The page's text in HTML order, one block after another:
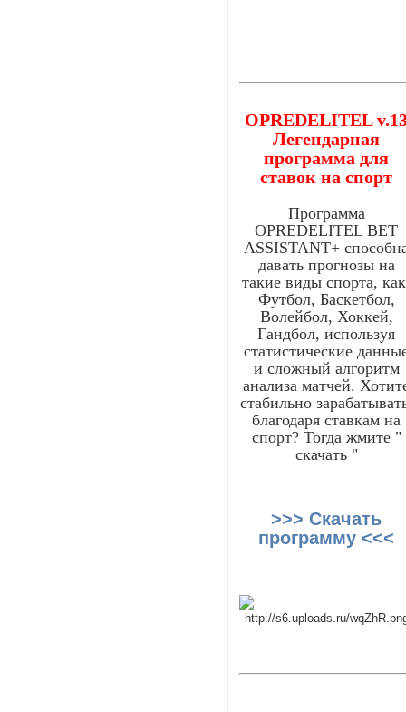
OPREDELITEL
Легендарная
программа для
ставок на спорт
Программа
OPREDELITEL BET
ASSISTANT+
давать прогнозы на
такие виды спорта,
Футбол, Баскетбол,
Волейбол, Хоккей,
Гандбол, используя
статистические
и сложный алгоритм
анализа матчей.
стабильно
благодаря ставкам на
спорт? Тогда жмите "
скачать "
>>> Скачать
программу <<<